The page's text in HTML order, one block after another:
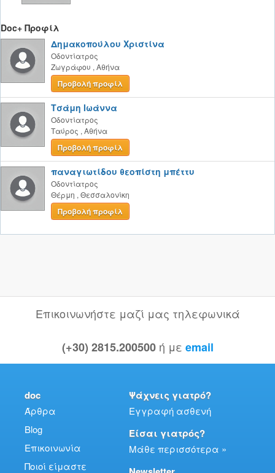
Doc+ Προφίλ
Δημακοπούλου Χριστίνα
Οδοντίατρος
Ζωγράφου , Αθήνα
Προβολή προφίλ
Τσάμη Ιωάννα
Οδοντίατρος
Ταύρος , Αθήνα
Προβολή προφίλ
παναγιωτίδου θεοπίστη μπέττυ
Οδοντίατρος
Θέρμη , Θεσσαλονίκη
Προβολή προφίλ
Επικοινωνήστε μαζί μας τηλεφωνικά
(+30) 2815.200500 ή με email
doc
Άρθρα
Blog
Επικοινωνία
Ποιοί είμαστε
Ψάχνεις γιατρό?
Εγγραφή ασθενή
Είσαι γιατρός?
Μάθε περισσότερα »